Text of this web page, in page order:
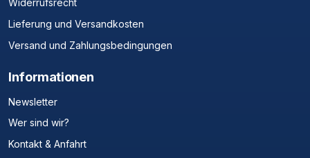
Widerrufsrecht
Lieferung und Versandkosten
Versand und Zahlungsbedingungen
Informationen
Newsletter
Wer sind wir?
Kontakt & Anfahrt